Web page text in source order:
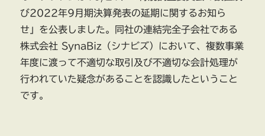
び2022年9月期決算発表の延期に関するお知ら
せ」を公表しました。同社の連結完全子会社である
株式会社 SynaBiz（シナビズ）において、複数事業
年度に渡って不適切な取引及び不適切な会計処理が
行われていた疑念があることを認識したということ
です。